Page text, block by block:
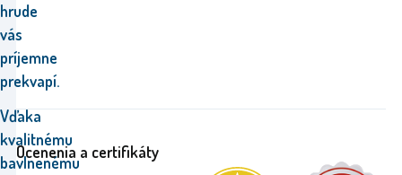
hrude
vás
príjemne
prekvapí.
Vďaka
kvalitnému
bavlnenému
Ocenenia a certifikáty